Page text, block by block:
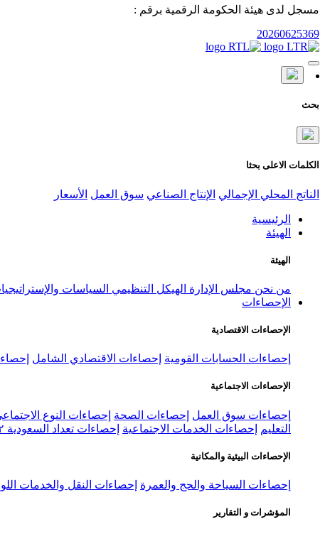
مسجل لدى هيئة الحكومة الرقمية برقم :
20260625369
بحث
الكلمات الاعلى بحثا
الناتج المحلي الإجمالي الإنتاج الصناعي سوق العمل الأسعار
الرئيسية
الهيئة
الهيئة
من نحن مجلس الإدارة الهيكل التنظيمي السياسات
الإحصاءات
الإحصاءات الاقتصادية
إحصاءات الحسابات القومية إحصاءات الاقتصادي الشامل
الإحصاءات الاجتماعية
إحصاءات سوق العمل إحصاءات الصحة إحصاءات النوع
التعليم
إحصاءات الخدمات الاجتماعية إحصاءات تعداد السعودية ٢٠٢٢
الإحصاءات البيئية والمكانية
إحصاءات السياحة والحج والعمرة إحصاءات النقل والخدمات
المؤشرات و التقارير